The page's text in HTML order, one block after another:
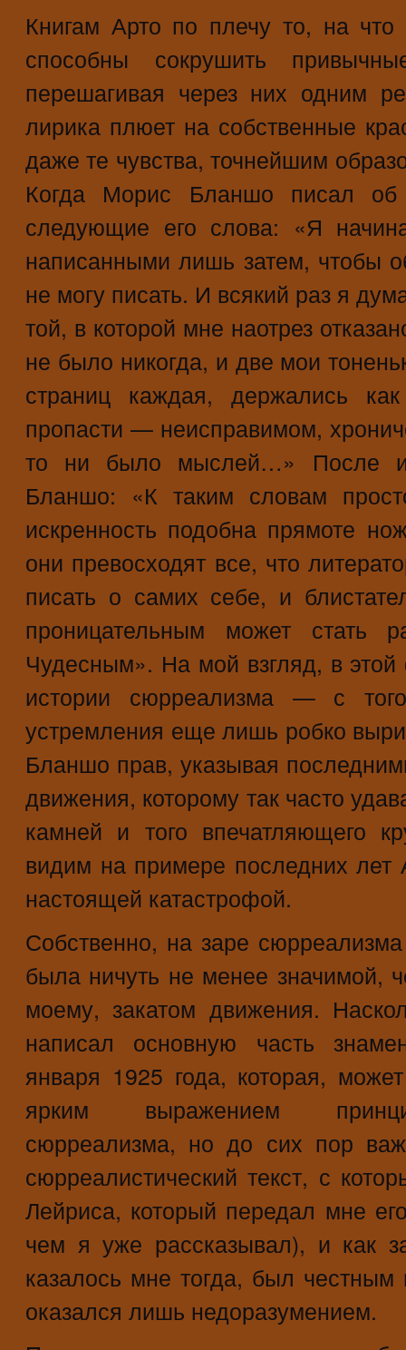
Книгам Арто по плечу то, на
способны сокрушить
перешагивая через них одним
лирика плюет на собственные
даже те чувства, точнейшим
Когда Морис Бланшо писал
следующие его слова: «Я
написанными лишь затем, чтобы
не могу писать. И всякий раз я
той, в которой мне наотрез
не было никогда, и две мои
страниц каждая, держались
пропасти — неисправимом,
то ни было мыслей…» После
Бланшо: «К таким словам
искренность подобна прямоте
они превосходят все, что
писать о самих себе, и
проницательным может стать
Чудесным». На мой взгляд, в
истории сюрреализма — с
устремления еще лишь робко
Бланшо прав, указывая
движения, которому так часто
камней и того впечатляющего
видим на примере последних лет
настоящей катастрофой.
Собственно, на заре
была ничуть не менее значимой,
моему, закатом движения.
написал основную часть
января 1925 года, которая,
ярким выражением
сюрреализма, но до сих пор
сюрреалистический текст, с
Лейриса, который передал мне
чем я уже рассказывал), и как
казалось мне тогда, был
оказался лишь недоразумением.